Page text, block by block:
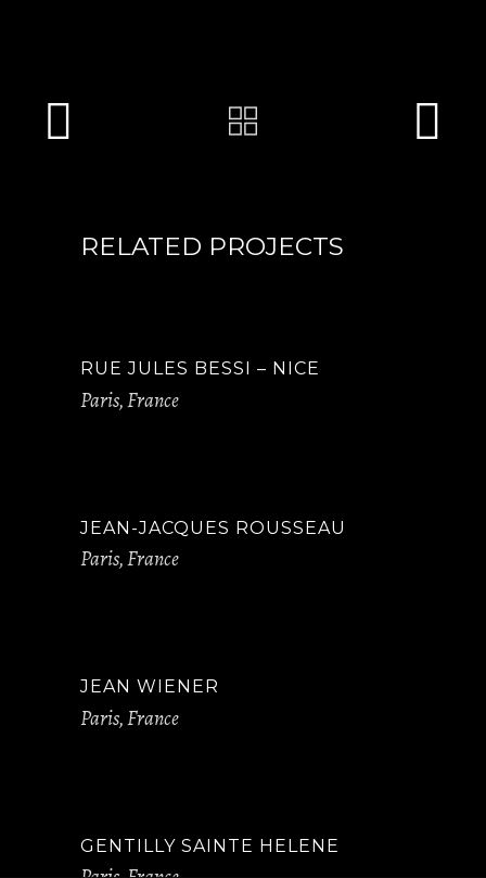
RELATED PROJECTS
RUE JULES BESSI – NICE
Paris, France
JEAN-JACQUES ROUSSEAU
Paris, France
JEAN WIENER
Paris, France
GENTILLY SAINTE HELENE